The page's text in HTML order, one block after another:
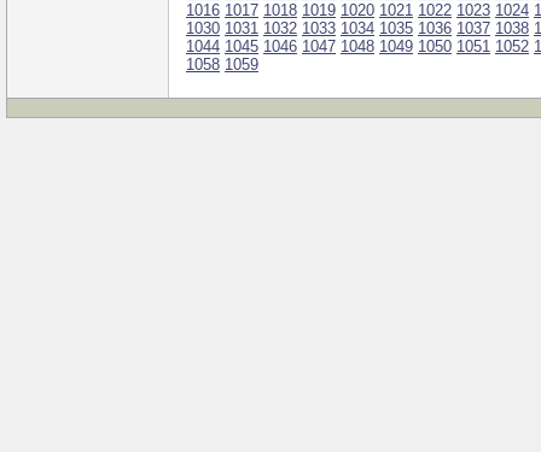
1016 1017 1018 1019 1020 1021 1022 1023 1024
1030 1031 1032 1033 1034 1035 1036 1037 1038
1044 1045 1046 1047 1048 1049 1050 1051 1052
1058 1059